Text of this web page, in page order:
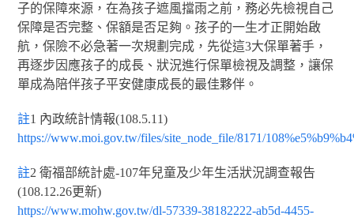
子的保障來源，在為孩子遮風擋雨之前，務必先檢視自己
保障是否完整、保額是否足夠。孩子的一生才正開始啟
航，保險不必急著一次規劃完成，先從這3大保單著手，
再逐步因應孩子的成長、狀況進行保單檢視及調整，讓保
單成為陪伴孩子平安健康成長的最佳夥伴。
註1 內政統計情報(108.5.11)
https://www.moi.gov.tw/files/site_node_file/8171/
註2 衛福部統計處-107年兒童及少年生活狀況調查報告
(108.12.26更新)
https://www.mohw.gov.tw/dl-57339-38182222-ab5d-4455-